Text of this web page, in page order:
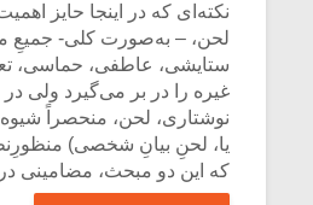
نکته‌ای که در اینجا حایز
لحن، – به‌صورت کلی- جمیعِ
ستایشی، عاطفی، حماسی،
غیره را در بر می‌گیرد ولی در
نوشتاری، لحن، منحصراً
یا، لحنِ بیانِ شخصی)
که این دو مبحث، مضامینی در